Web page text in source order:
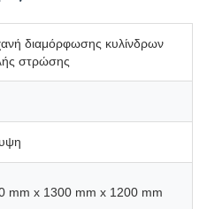
διαμόρφωσης κυλίνδρων
στρώσης
mm x 1300 mm x 1200 mm